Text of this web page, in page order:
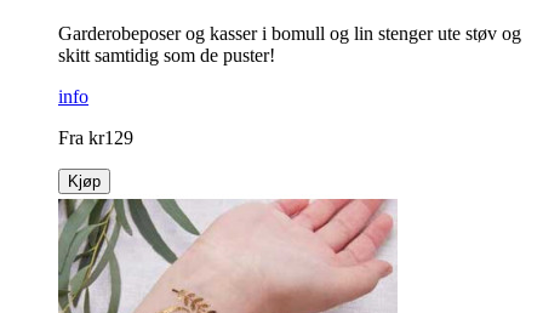
Garderobeposer og kasser i bomull og lin stenger ute støv og
skitt samtidig som de puster!
info
Fra kr129
Kjøp